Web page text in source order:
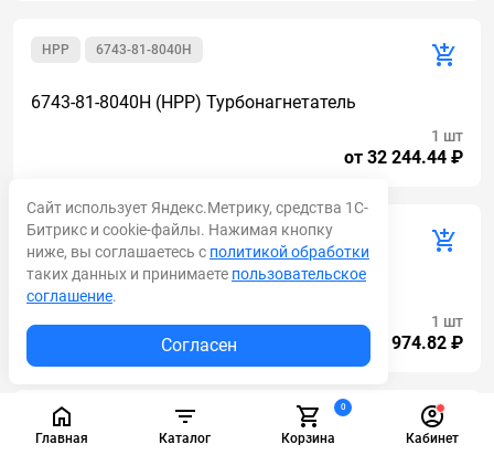
Главная Каталог
0
Корзина Кабинет
6743-81-8040H
HPP
6743-81-8040H (HPP) Турбонагнетатель
от 32 244.44 ₽
1 шт
6505-67-5120
AM
6505-67-5120 Турбонагнетатель HD785-7
от 81 974.82 ₽
1 шт
AM
Сайт использует Яндекс.Метрику, средства 1С-
Битрикс и cookie-файлы. Нажимая кнопку
ниже, вы соглашаетесь с политикой обработки
таких данных и принимаете пользовательское
соглашение.
Согласен